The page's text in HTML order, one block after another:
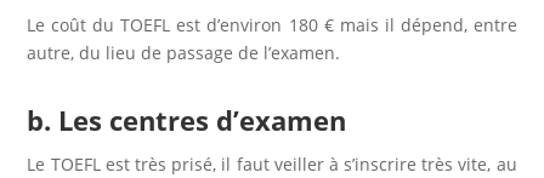
Le coût du TOEFL est d’environ 180 € mais il dépend, entre
autre, du lieu de passage de l’examen.
b. Les centres d’examen
Le TOEFL est très prisé, il faut veiller à s’inscrire très vite, au